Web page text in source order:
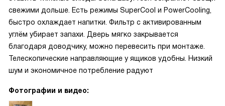
свежими дольше. Есть режимы SuperCool и PowerCooling,
быстро охлаждает напитки. Фильтр с активированным
углём убирает запахи. Дверь мягко закрывается
благодаря доводчику, можно перевесить при монтаже.
Телескопические направляющие у ящиков удобны. Низкий
шум и экономичное потребление радуют
Фотографии и видео: